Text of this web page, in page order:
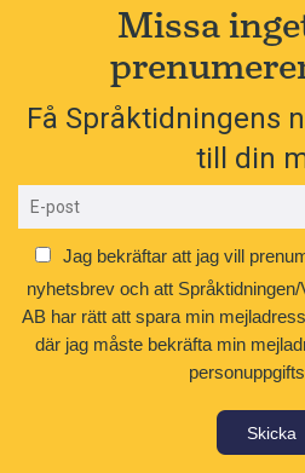
Missa
Få Språktidningens
till din
Jag bekräftar att jag vill
nyhetsbrev och att
AB har rätt att spara min
där jag måste bekräfta min
Skicka